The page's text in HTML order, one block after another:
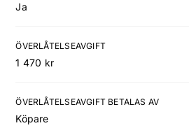
Ja
ÖVERLÅTELSEAVGIFT
1 470 kr
ÖVERLÅTELSEAVGIFT BETALAS AV
Köpare